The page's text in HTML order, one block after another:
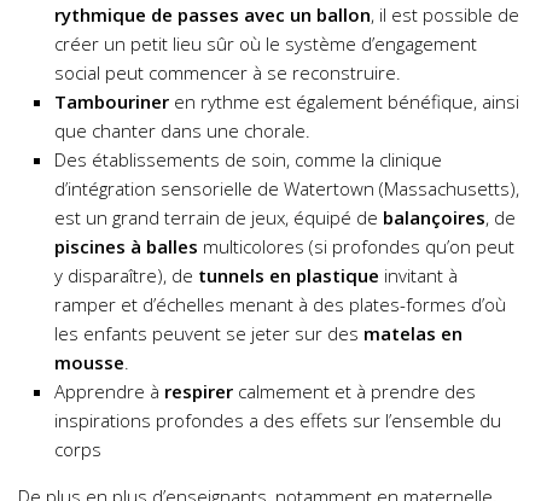
rythmique de passes avec un ballon, il est possible de
créer un petit lieu sûr où le système d’engagement
social peut commencer à se reconstruire.
Tambouriner en rythme est également bénéfique, ainsi
que chanter dans une chorale.
Des établissements de soin, comme la clinique
d’intégration sensorielle de Watertown (Massachusetts),
est un grand terrain de jeux, équipé de balançoires, de
piscines à balles multicolores (si profondes qu’on peut
y disparaître), de tunnels en plastique invitant à
ramper et d’échelles menant à des plates-formes d’où
les enfants peuvent se jeter sur des matelas en
mousse.
Apprendre à respirer calmement et à prendre des
inspirations profondes a des effets sur l’ensemble du
corps